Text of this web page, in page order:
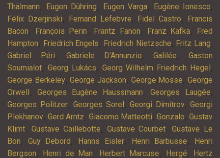
Thälmann, Eugen Dühring, Eugen Varga, Eugène Ionesco,
Félix Dzerjinski, Fernand Lefebvre, Fidel Castro,
Francis
Bacon, François Perin, Frantz Fanon, Franz Kafka,
Fred
Hampton, Friedrich Engels, Friedrich Nietzsche, Fritz Lang,
Gabriel Péri,Gabriele D'Annunzio,Galilée,Gaston
Soumialot, Georg Lukács, Georg Wilhelm Friedrich Hegel ,
George Berkeley,George Jackson, George Mosse,George
Orwell , Georges Eugène Haussmann,Georges Laugée,
Georges Politzer, Georges Sorel , Georgi Dimitrov, Georgi
Plekhanov,Gerd Arntz, Giacomo Matteotti, Gonzalo,Gustav
Klimt, Gustave Caillebotte, Gustave Courbet,Gustave Le
Bon, Guy Debord , Hanns Eisler, Henri Barbusse,
Henri
Bergson, Henri de Man, Herbert Marcuse, Hergé,
Hertz